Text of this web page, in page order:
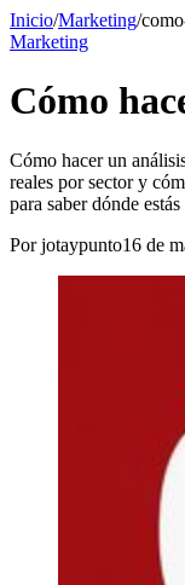
Inicio/Marketing/
Marketing
Cómo
Cómo hacer un
reales por sector y
para saber dónde
Porjotaypunto16 de